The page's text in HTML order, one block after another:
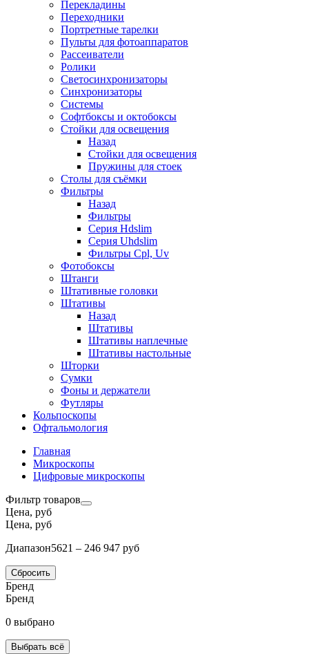
Перекладины
Переходники
Портретные тарелки
Пульты для фотоаппаратов
Рассеиватели
Ролики
Светосинхронизаторы
Синхронизаторы
Системы
Софтбоксы и октобоксы
Стойки для освещения
Назад
Стойки для освещения
Пружины для стоек
Столы для съёмки
Фильтры
Назад
Фильтры
Серия Hdslim
Серия Uhdslim
Фильтры Cpl, Uv
Фотобоксы
Штанги
Штативные головки
Штативы
Назад
Штативы
Штативы наплечные
Штативы настольные
Шторки
Сумки
Фоны и держатели
Футляры
Кольпоскопы
Офтальмология
Главная
Микроскопы
Цифровые микроскопы
Фильтр товаров
Цена, руб
Цена, руб
Диапазон5621 – 246 947 руб
Сбросить
Бренд
Бренд
0 выбрано
Выбрать всё